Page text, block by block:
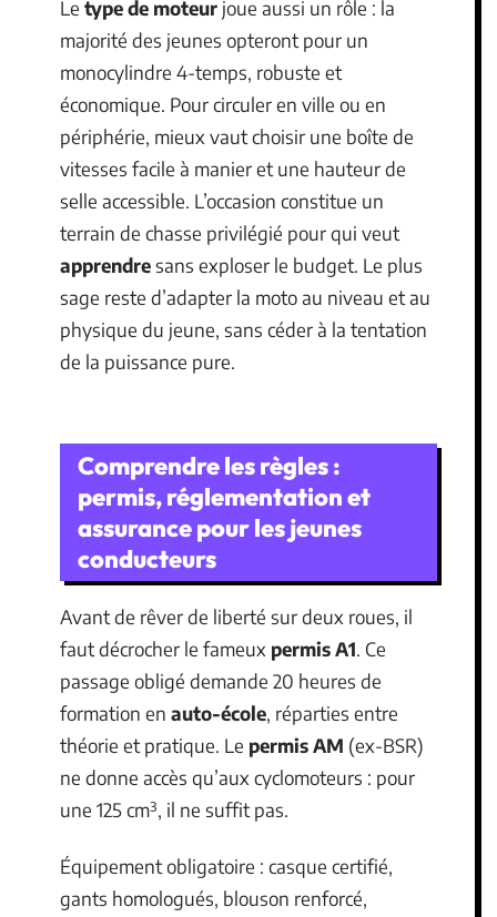
Le type de moteur joue aussi un rôle : la
majorité des jeunes opteront pour un
monocylindre 4-temps, robuste et
économique. Pour circuler en ville ou en
périphérie, mieux vaut choisir une boîte de
vitesses facile à manier et une hauteur de
selle accessible. L’occasion constitue un
terrain de chasse privilégié pour qui veut
apprendresans exploser le budget. Le plus
sage reste d’adapter la moto au niveau et au
physique du jeune, sans céder à la tentation
de la puissance pure.
Comprendre les règles :
permis, réglementation et
assurance pour les jeunes
conducteurs
Avant de rêver de liberté sur deux roues, il
faut décrocher le fameux permis A1. Ce
passage obligé demande 20 heures de
formation en auto-école, réparties entre
théorie et pratique. Le permis AM (ex-BSR)
ne donne accès qu’aux cyclomoteurs : pour
une 125 cm³, il ne suffit pas.
Équipement obligatoire : casque certifié,
gants homologués, blouson renforcé,